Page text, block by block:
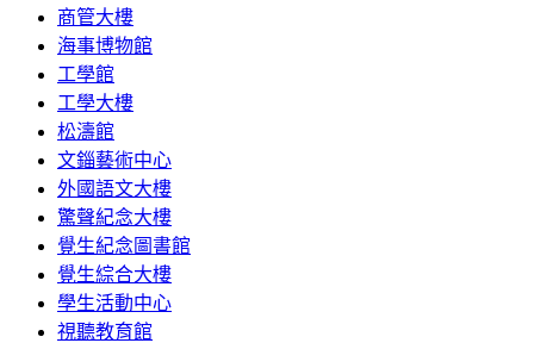
商管大樓
海事博物館
工學館
工學大樓
松濤館
文錙藝術中心
外國語文大樓
驚聲紀念大樓
覺生紀念圖書館
覺生綜合大樓
學生活動中心
視聽教育館